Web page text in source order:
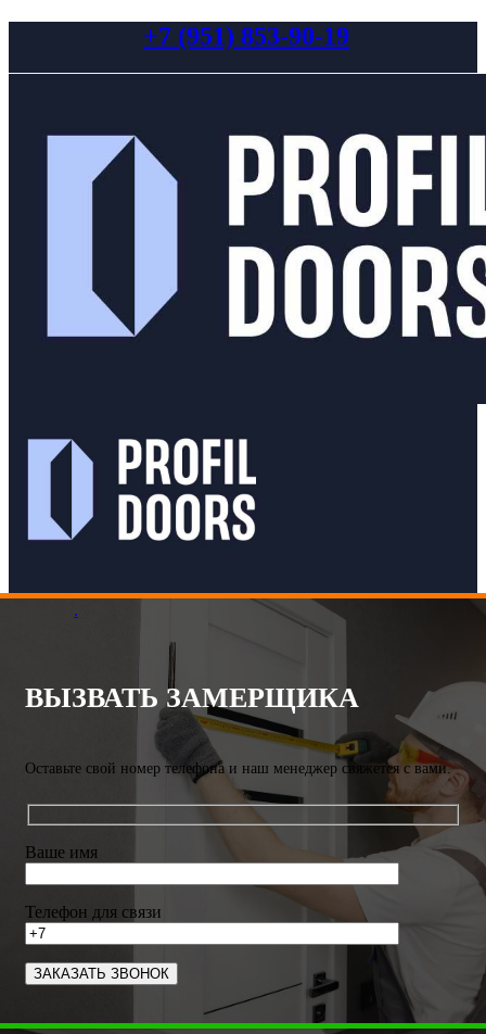
+7 (951) 853-90-19
.
ВЫЗВАТЬ ЗАМЕРЩИКА
Оставьте свой номер телефона и наш менеджер свяжется с вами.
Ваше имя
Телефон для связи